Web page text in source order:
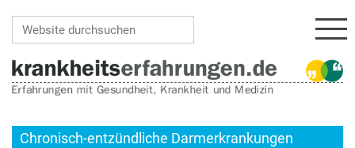
Chronisch-entzündliche Darmerkrankungen